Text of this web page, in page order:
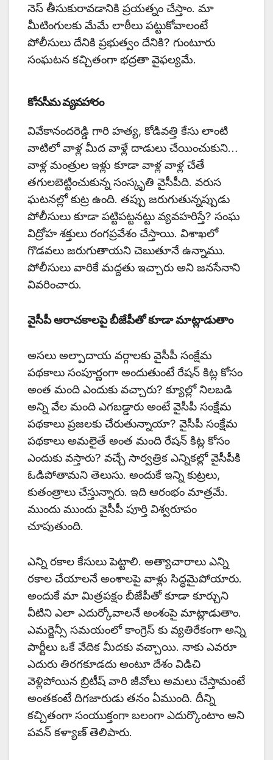
నెస్ తీసుకురావడానికి ప్రయత్నం చేస్తాం. మా
మీటింగులకు మేమే లాఠీలు పట్టుకోవాలంటే
పోలీసులు దేనికి ప్రభుత్వం దేనికి? గుంటూరు
సంఘటన కచ్చితంగా భద్రతా వైఫల్యమే.
కోనసీమ వ్యవహారం
వివేకానందరెడ్డి గారి హత్య, కోడివత్తి కేసు లాంటి
వాటిలో వాళ్ల మీద వాళ్లే దాడులు చేయించుకుని…
వాళ్ల మంత్రుల ఇళ్లు కూడా వాళ్ల వాళ్ల చేతే
తగులబెట్టించుకున్న సంస్కృతి వైసీపీది. వరుస
ఘటనల్లో కుట్ర ఉంది. తప్పు జరుగుతున్నప్పుడు
పోలీసులు కూడా పట్టిపట్టనట్టు వ్యవహరిస్తే? సంఘ
విద్రోహ శక్తులు రంగప్రవేశం చేస్తాయి. విశాఖలో
గొడవలు జరుగుతాయని చెబుతూనే ఉన్నాము.
పోలీసులు వారికే మద్దతు ఇచ్చారు అని జనసేనాని
వివరించారు.
వైసీపీ ఆరాచకాలపై బీజేపీతో కూడా మాట్లాడుతాం
అసలు అల్పాదాయ వర్గాలకు వైసీపీ సంక్షేమ
పథకాలు సంపూర్ణంగా అందుతుంటే రేషన్ కిట్ల కోసం
అంత మంది ఎందుకు వచ్చారు? క్యూల్లో నిలబడి
అన్ని వేల మంది ఎగబడ్డారు అంటే వైసీపీ సంక్షేమ
పథకాలు ప్రజలకు చేరుతున్నాయా? వైసీపీ సంక్షేమ
పథకాలు అమలైతే అంత మంది రేషన్ కిట్ల కోసం
ఎందుకు వస్తారు? వచ్చే సార్వత్రిక ఎన్నికల్లో వైసీపీకి
ఓడిపోతామని తెలుసు. అందుకే ఇన్ని కుట్రలు,
కుతంత్రాలు చేస్తున్నారు. ఇది ఆరంభం మాత్రమే.
ముందు ముందు వైసీపీ పూర్తి విశ్వరూపం
చూపుతుంది.
ఎన్ని రకాల కేసులు పెట్టాలి. అత్యాచారాలు ఎన్ని
రకాల చేయాలనే అంశాలపై వాళ్లు సిద్ధమైపోయారు.
అందుకే మా మిత్రపక్షం బీజేపీతో కూడా కూర్చుని
వీటిని ఎలా ఎదుర్కోవాలనే అంశంపై మాట్లాడుతాం.
ఎమర్జెన్సీ సమయంలో కాంగ్రెస్ కు వ్యతిరేకంగా అన్ని
పార్టీలు ఒకే వేదిక మీదకు వచ్చాయి. నాకు ఎవరూ
ఎదురు తిరగకూడదు అంటూ దేశం విడిచి
వెళ్లిపోయిన బ్రిటీష్ వారి జీవోలు అమలు చేస్తామంటే
అంతకంటే దిగజారుడు తనం ఏముంది. దీన్ని
కచ్చితంగా సంయుక్తంగా బలంగా ఎదుర్కొంటాం అని
పవన్ కళ్యాణ్ తెలిపారు.